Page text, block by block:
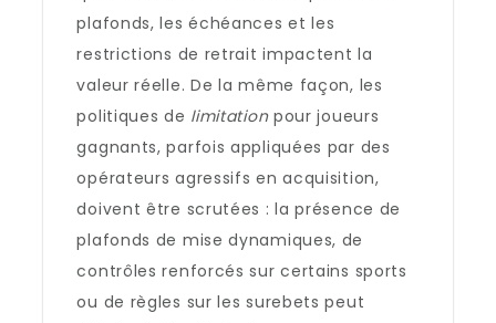
plafonds, les échéances et les
restrictions de retrait impactent la
valeur réelle. De la même façon, les
politiques de limitationpour joueurs
gagnants, parfois appliquées par des
opérateurs agressifs en acquisition,
doivent être scrutées : la présence de
plafonds de mise dynamiques, de
contrôles renforcés sur certains sports
ou de règles sur les surebets peut